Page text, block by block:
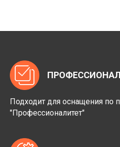
Подходит для оснащения по
"Профессионалитет"